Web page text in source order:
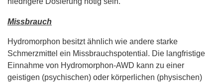
Missbrauch
Hydromorphon besitzt ähnlich wie andere starke
Schmerzmittel ein Missbrauchspotential. Die langfristige
Einnahme von Hydromorphon-AWD kann zu einer
geistigen (psychischen) oder körperlichen (physischen)